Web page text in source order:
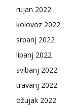
rujan 2022
kolovoz 2022
srpanj 2022
lipanj 2022
svibanj 2022
travanj 2022
ožujak 2022